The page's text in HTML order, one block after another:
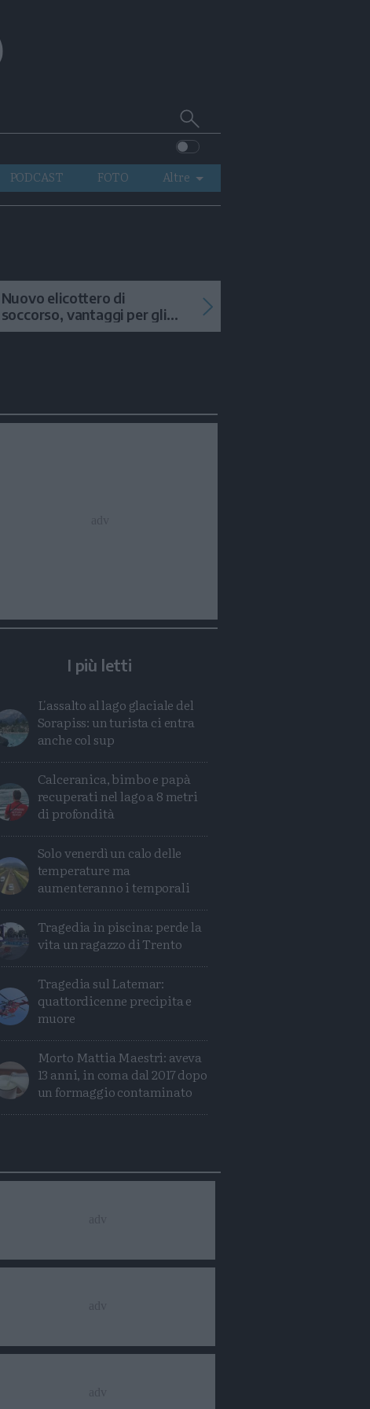
Cerca
su
Trentino
PODCAST FOTO
Altre
VIDEO
Nuovo elicottero di
soccorso, vantaggi per gli
interventi in alta quota
I più letti
L'assalto al lago glaciale del
Sorapiss: un turista ci entra
anche col sup
Calceranica, bimbo e papà
recuperati nel lago a 8 metri
di profondità
Solo venerdì un calo delle
temperature ma
aumenteranno i temporali
Tragedia in piscina: perde la
vita un ragazzo di Trento
Tragedia sul Latemar:
quattordicenne precipita e
muore
Morto Mattia Maestri: aveva
13 anni, in coma dal 2017 dopo
un formaggio contaminato